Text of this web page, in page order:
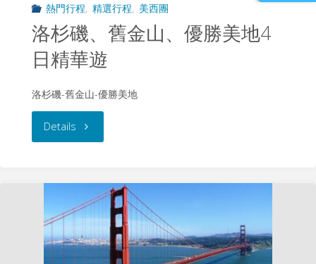
斯、
大
峡
谷
遥
游"
熱門行程, 精選行程, 美西團
洛杉磯、舊金山、優勝美地4
日精華遊
洛杉磯-舊金山-優勝美地
Details "洛
磯、
舊
金